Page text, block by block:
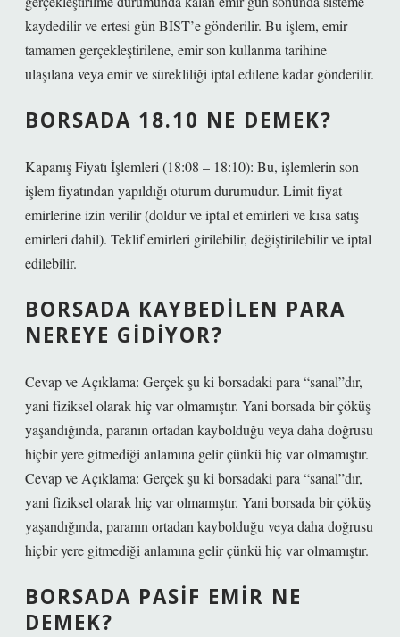
kaydedilir ve ertesi gün BIST’e gönderilir. Bu işlem, emir
tamamen gerçekleştirilene, emir son kullanma tarihine
ulaşılana veya emir ve sürekliliği iptal edilene kadar gönderilir.
BORSADA 18.10 NE DEMEK?
Kapanış Fiyatı İşlemleri (18:08 – 18:10): Bu, işlemlerin son
işlem fiyatından yapıldığı oturum durumudur. Limit fiyat
emirlerine izin verilir (doldur ve iptal et emirleri ve kısa satış
emirleri dahil). Teklif emirleri girilebilir, değiştirilebilir ve iptal
edilebilir.
BORSADA KAYBEDILEN PARA
NEREYE GIDIYOR?
Cevap ve Açıklama: Gerçek şu ki borsadaki para “sanal”dır,
yani fiziksel olarak hiç var olmamıştır. Yani borsada bir çöküş
yaşandığında, paranın ortadan kaybolduğu veya daha doğrusu
hiçbir yere gitmediği anlamına gelir çünkü hiç var olmamıştır.
Cevap ve Açıklama: Gerçek şu ki borsadaki para “sanal”dır,
yani fiziksel olarak hiç var olmamıştır. Yani borsada bir çöküş
yaşandığında, paranın ortadan kaybolduğu veya daha doğrusu
hiçbir yere gitmediği anlamına gelir çünkü hiç var olmamıştır.
BORSADA PASIF EMIR NE
DEMEK?